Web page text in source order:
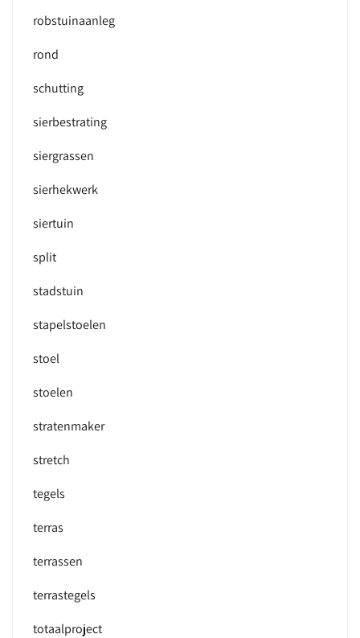
robstuinaanleg
rond
schutting
sierbestrating
siergrassen
sierhekwerk
siertuin
split
stadstuin
stapelstoelen
stoel
stoelen
stratenmaker
stretch
tegels
terras
terrassen
terrastegels
totaalproject